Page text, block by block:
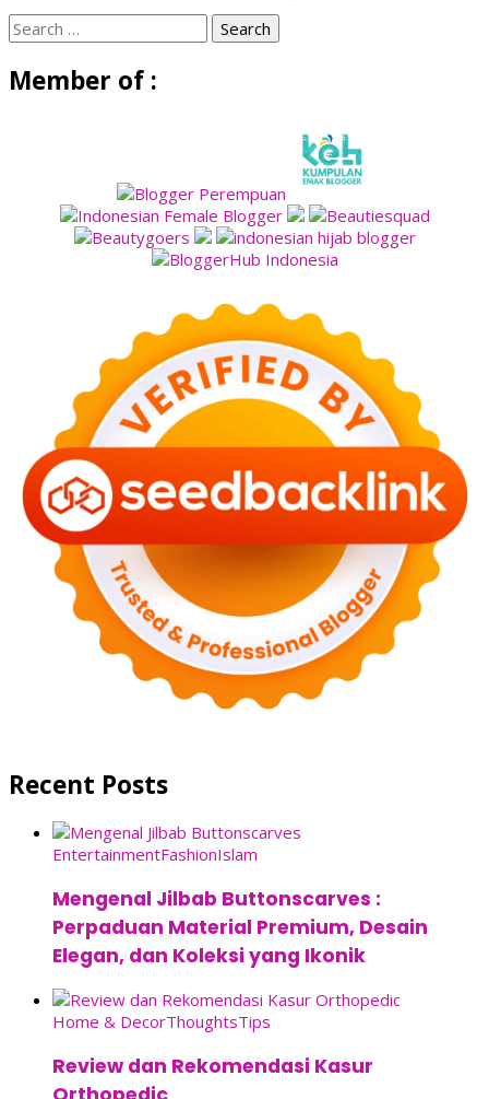
Search
for:
Member of :
Recent Posts
EntertainmentFashionIslam
Mengenal Jilbab Buttonscarves :
Perpaduan Material Premium, Desain
Elegan, dan Koleksi yang Ikonik
Home & DecorThoughtsTips
Review dan Rekomendasi Kasur